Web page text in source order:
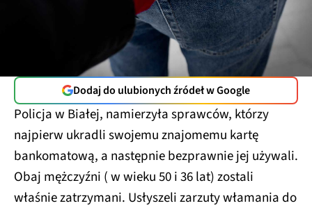
Dodaj do ulubionych źródeł w Google
Policja w Białej, namierzyła sprawców, którzy
najpierw ukradli swojemu znajomemu kartę
bankomatową, a następnie bezprawnie jej używali.
Obaj mężczyźni ( w wieku 50 i 36 lat) zostali
właśnie zatrzymani. Usłyszeli zarzuty włamania do